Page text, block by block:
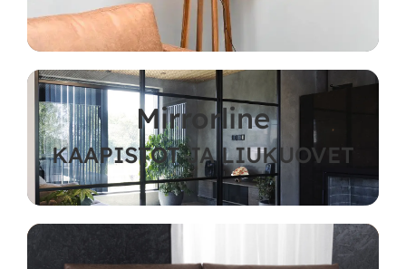
Mirrorline
KAAPISTOT JA LIUKUOVET